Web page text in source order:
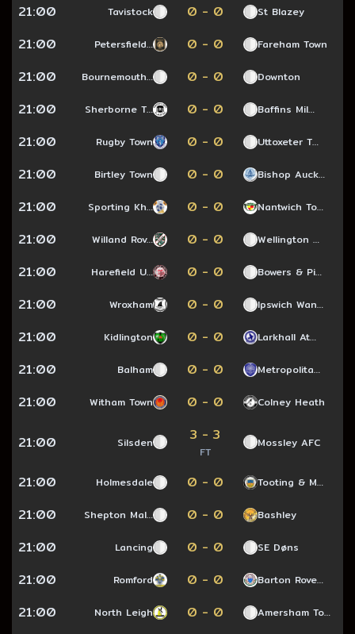
21:00 Tavistock 0 - 0 St Blazey
21:00 Petersfield… 0 - 0 Fareham Town
21:00 Bournemouth… 0 - 0 Downton
21:00 Sherborne T… 0 - 0 Baffins Mil…
21:00 Rugby Town 0 - 0 Uttoxeter T…
21:00 Birtley Town 0 - 0 Bishop Auck…
21:00 Sporting Kh… 0 - 0 Nantwich To…
21:00 Willand Rov… 0 - 0 Wellington …
21:00 Harefield U… 0 - 0 Bowers & Pi…
21:00 Wroxham 0 - 0 Ipswich Wan…
21:00 Kidlington 0 - 0 Larkhall At…
21:00 Balham 0 - 0 Metropolita…
21:00 Witham Town 0 - 0 Colney Heath
21:00 Silsden 3 - 3
FT
Mossley AFC
21:00 Holmesdale 0 - 0 Tooting & M…
21:00 Shepton Mal… 0 - 0 Bashley
21:00 Lancing 0 - 0 SE Døns
21:00 Romford 0 - 0 Barton Rove…
21:00 North Leigh 0 - 0 Amersham To…